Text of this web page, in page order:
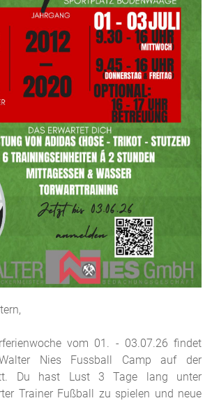
vom 01. - 03.07.26 findet
Nies Fussball Camp auf der
Du hast Lust 3 Tage lang unter
Trainer Fußball zu spielen und neue